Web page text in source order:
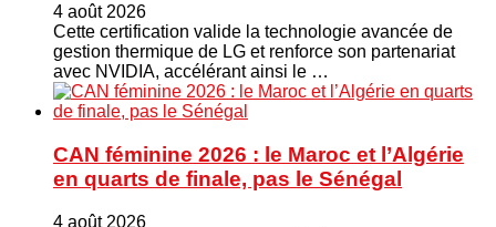
4 août 2026
Cette certification valide la technologie avancée de
gestion thermique de LG et renforce son partenariat
avec NVIDIA, accélérant ainsi le …
CAN féminine 2026 : le Maroc et l’Algérie
en quarts de finale, pas le Sénégal
4 août 2026